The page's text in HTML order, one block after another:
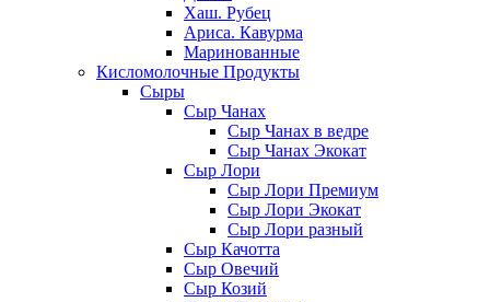
Хаш. Рубец
Ариса. Кавурма
Маринованные
Кисломолочные Продукты
Сыры
Сыр Чанах
Сыр Чанах в ведре
Сыр Чанах Экокат
Сыр Лори
Сыр Лори Премиум
Сыр Лори Экокат
Сыр Лори разный
Сыр Качотта
Сыр Овечий
Сыр Козий